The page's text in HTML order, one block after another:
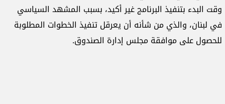
وقت البدء بتنفيذ البرنامج غير أكيد، بسبب المشهد السياسي
في لبنان، والذي من شأنه أن يعرقل تنفيذ الخطوات المطلوبة
للحصول على موافقة مجلس إدارة الصندوق.